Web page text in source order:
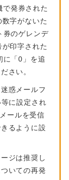
発券された
字がないた
券のゲレンデ
印字された
に「0」を追
さい。
惑メールフ
に設定され
ールを受信
るように設
ジは推奨し
いての再発